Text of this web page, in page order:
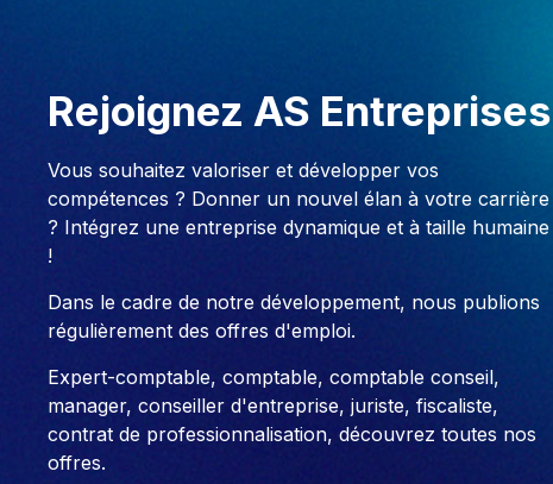
Rejoignez AS Entreprises
Vous souhaitez valoriser et développer vos
compétences ? Donner un nouvel élan à votre carrière
? Intégrez une entreprise dynamique et à taille humaine
!
Dans le cadre de notre développement, nous publions
régulièrement des offres d'emploi.
Expert-comptable, comptable, comptable conseil,
manager, conseiller d'entreprise, juriste, fiscaliste,
contrat de professionnalisation, découvrez toutes nos
offres.